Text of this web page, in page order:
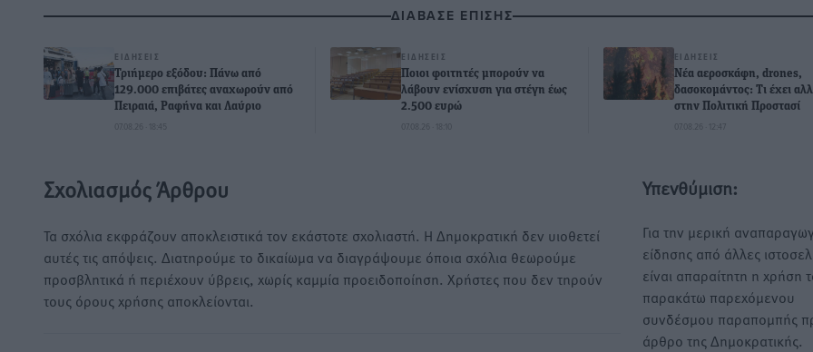
ΔΙΑΒΑΣΕ ΕΠΙΣΗΣ
ΕΙΔΉΣΕΙΣ
Τριήμερο εξόδου: Πάνω από
129.000 επιβάτες αναχωρούν από
Πειραιά, Ραφήνα και Λαύριο
07.08.26 · 18:45
ΕΙΔΉΣΕΙΣ
Ποιοι φοιτητές μπορούν να
λάβουν ενίσχυση για στέγη έως
2.500 ευρώ
07.08.26 · 18:10
ΕΙΔΉΣΕΙΣ
Νέα αεροσκάφη, drones,
δασοκομάντος: Τι έχει
στην Πολιτική Προστασί
07.08.26 · 12:47
Σχολιασμός Άρθρου
Τα σχόλια εκφράζουν αποκλειστικά τον εκάστοτε σχολιαστή. Η Δημοκρατική δεν υιοθετεί
αυτές τις απόψεις. Διατηρούμε το δικαίωμα να διαγράψουμε όποια σχόλια θεωρούμε
προσβλητικά ή περιέχουν ύβρεις, χωρίς καμμία προειδοποίηση. Χρήστες που δεν τηρούν
τους όρους χρήσης αποκλείονται.
Υπενθύμιση:
Για την μερική
είδησης από άλλες
είναι απαραίτητη η χρήση
παρακάτω παρεχόμενου
συνδέσμου παραπομπής
άρθρο της Δημοκρατικής.